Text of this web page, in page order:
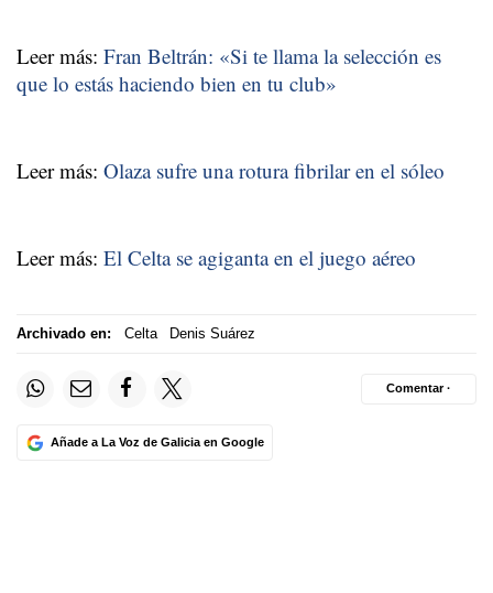
Leer más: Fran Beltrán: «Si te llama la selección es
que lo estás haciendo bien en tu club»
Leer más: Olaza sufre una rotura fibrilar en el sóleo
Leer más: El Celta se agiganta en el juego aéreo
Archivado en: Celta Denis Suárez
Añade a La Voz de Galicia en Google
Comentar ·